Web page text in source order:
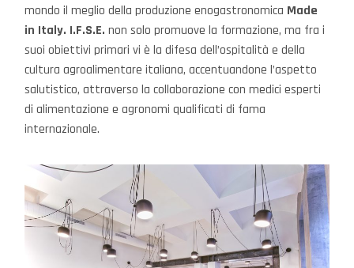
mondo il meglio della produzione enogastronomica Made
in Italy. I.F.S.E. non solo promuove la formazione, ma fra i
suoi obiettivi primari vi è la difesa dell’ospitalità e della
cultura agroalimentare italiana, accentuandone l’aspetto
salutistico, attraverso la collaborazione con medici esperti
di alimentazione e agronomi qualificati di fama
internazionale.